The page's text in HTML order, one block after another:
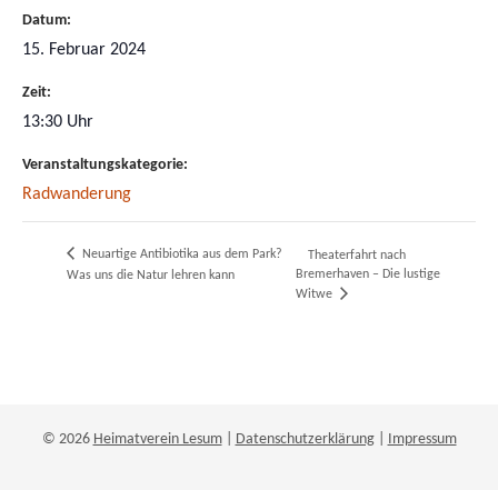
Datum:
15. Februar 2024
Zeit:
13:30 Uhr
Veranstaltungskategorie:
Radwanderung
Neuartige Antibiotika aus dem Park?
Was uns die Natur lehren kann
Theaterfahrt nach
Bremerhaven – Die lustige
Witwe
© 2026 Heimatverein Lesum| Datenschutzerklärung| Impressum